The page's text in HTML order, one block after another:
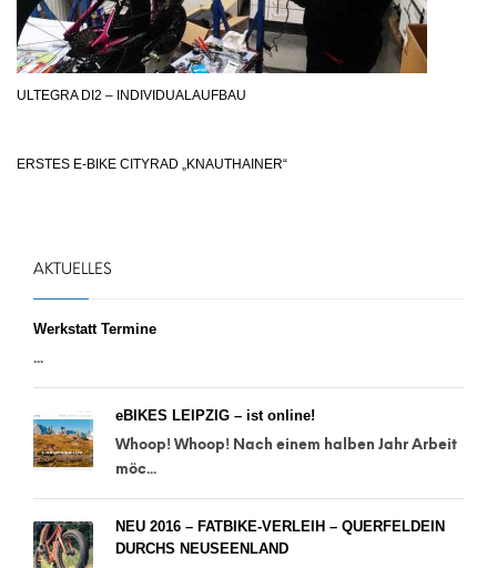
ULTEGRA DI2 – INDIVIDUALAUFBAU
ERSTES E-BIKE CITYRAD „KNAUTHAINER“
AKTUELLES
Werkstatt Termine
...
eBIKES LEIPZIG – ist online!
Whoop! Whoop! Nach einem halben Jahr Arbeit
möc...
NEU 2016 – FATBIKE-VERLEIH – QUERFELDEIN
DURCHS NEUSEENLAND